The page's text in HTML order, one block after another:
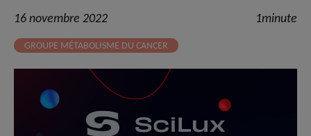
16 novembre 2022 1minute
GROUPE MÉTABOLISME DU CANCER